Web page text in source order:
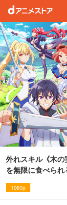
外れスキル《木の
を無限に食べら
1080p